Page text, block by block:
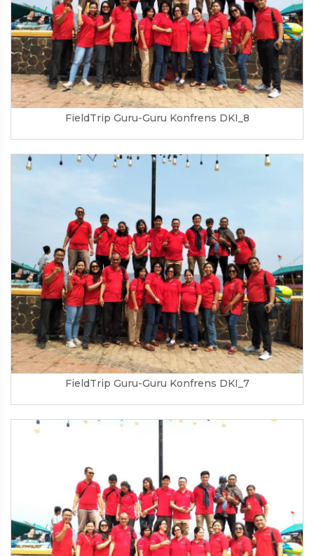
FieldTrip Guru-Guru Konfrens DKI_8
FieldTrip Guru-Guru Konfrens DKI_7